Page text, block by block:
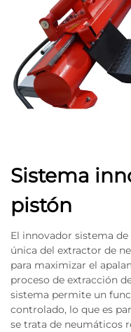
Sistema
pistón
El innovador sistema
única del extractor de
para maximizar el
proceso de extracción
sistema permite un
controlado, lo que es
se trata de neumáticos